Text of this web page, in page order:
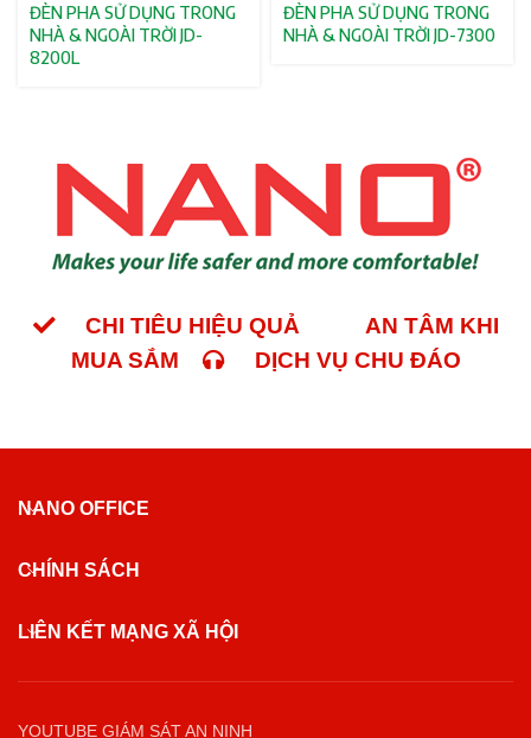
ĐÈN PHA SỬ DỤNG TRONG
NHÀ & NGOÀI TRỜI JD-
8200L
ĐÈN PHA SỬ DỤNG TRONG
NHÀ & NGOÀI TRỜI JD-7300
CHI TIÊU HIỆU QUẢ
AN TÂM KHI
MUA SẮM
DỊCH VỤ CHU ĐÁO
NANO OFFICE
CHÍNH SÁCH
LIÊN KẾT MẠNG XÃ HỘI
YOUTUBE GIÁM SÁT AN NINH